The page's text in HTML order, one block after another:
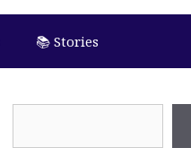
📚 Stories